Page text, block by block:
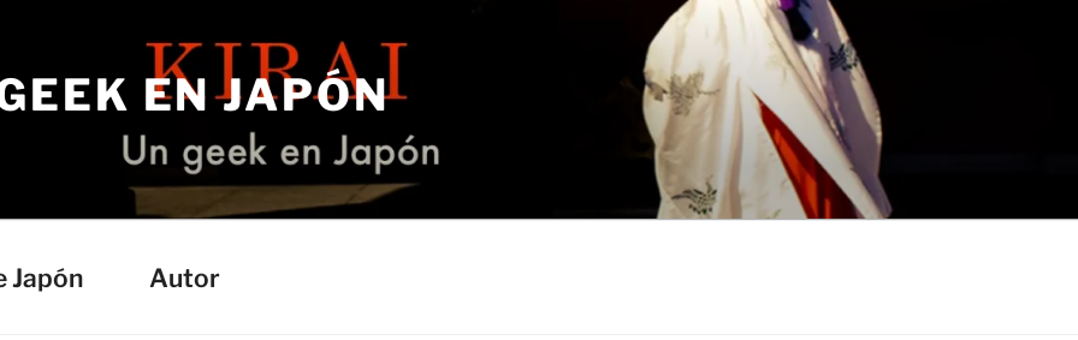
EN JAPÓN
Japón Autor